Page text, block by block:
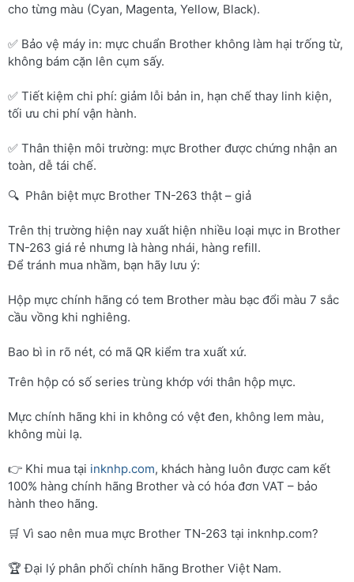
cho từng màu (Cyan, Magenta, Yellow, Black).
✅ Bảo vệ máy in: mực chuẩn Brother không làm hại trống từ,
không bám cặn lên cụm sấy.
✅ Tiết kiệm chi phí: giảm lỗi bản in, hạn chế thay linh kiện,
tối ưu chi phí vận hành.
✅ Thân thiện môi trường: mực Brother được chứng nhận an
toàn, dễ tái chế.
🔍 Phân biệt mực Brother TN-263 thật – giả
Trên thị trường hiện nay xuất hiện nhiều loại mực in Brother
TN-263 giá rẻ nhưng là hàng nhái, hàng refill.
Để tránh mua nhầm, bạn hãy lưu ý:
Hộp mực chính hãng có tem Brother màu bạc đổi màu 7 sắc
cầu vồng khi nghiêng.
Bao bì in rõ nét, có mã QR kiểm tra xuất xứ.
Trên hộp có số series trùng khớp với thân hộp mực.
Mực chính hãng khi in không có vệt đen, không lem màu,
không mùi lạ.
👉 Khi mua tại inknhp.com, khách hàng luôn được cam kết
100% hàng chính hãng Brother và có hóa đơn VAT – bảo
hành theo hãng.
🛒 Vì sao nên mua mực Brother TN-263 tại inknhp.com?
🏆 Đại lý phân phối chính hãng Brother Việt Nam.